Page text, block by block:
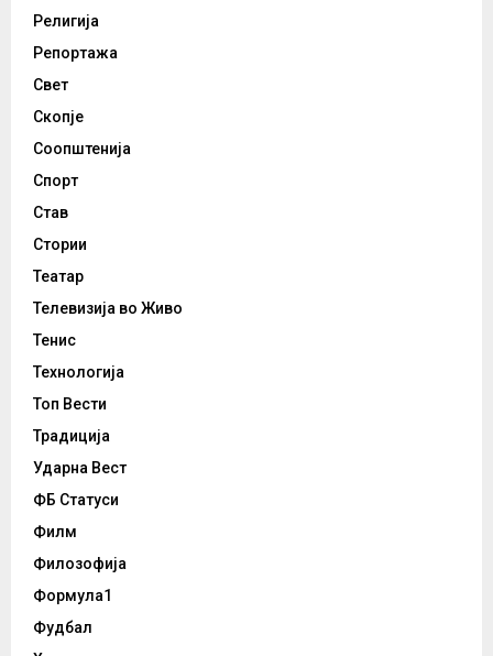
Религија
Репортажа
Свет
Скопје
Соопштенија
Спорт
Став
Стории
Театар
Телевизија во Живо
Тенис
Технологија
Топ Вести
Традиција
Ударна Вест
ФБ Статуси
Филм
Филозофија
Формула1
Фудбал